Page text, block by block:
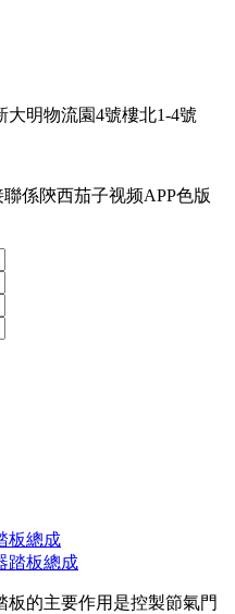
大明物流園4號樓北1-4號
係陝西茄子视频APP色版
板總成
踏板的主要作用是控製節氣門